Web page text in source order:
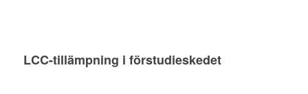
LCC-tillämpning i förstudieskedet